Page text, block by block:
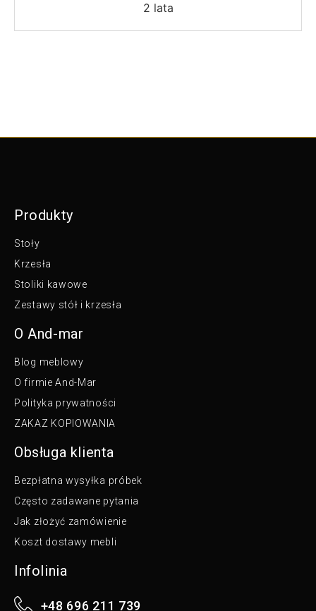
2 lata
Produkty
Stoły
Krzesła
Stoliki kawowe
Zestawy stół i krzesła
O And-mar
Blog meblowy
O firmie And-Mar
Polityka prywatności
ZAKAZ KOPIOWANIA
Obsługa klienta
Bezpłatna wysyłka próbek
Często zadawane pytania
Jak złożyć zamówienie
Koszt dostawy mebli
Infolinia
+48 696 211 739